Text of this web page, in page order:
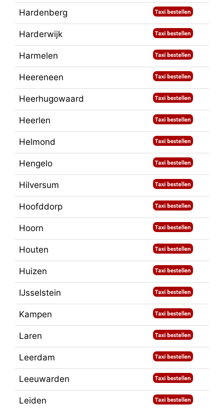
Hardenberg
Harderwijk
Harmelen
Heereneen
Heerhugowaard
Heerlen
Helmond
Hengelo
Hilversum
Hoofddorp
Hoorn
Houten
Huizen
IJsselstein
Kampen
Laren
Leerdam
Leeuwarden
Leiden